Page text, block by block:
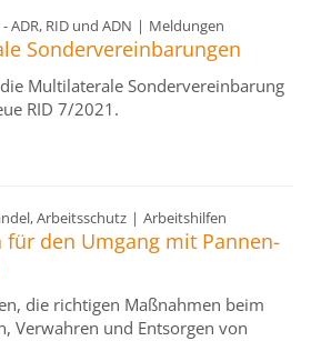
ADR, RID und ADN | Meldungen
Sondervereinbarungen
Multilaterale Sondervereinbarung
RID 7/2021.
Arbeitsschutz | Arbeitshilfen
für den Umgang mit Pannen-
die richtigen Maßnahmen beim
Verwahren und Entsorgen von